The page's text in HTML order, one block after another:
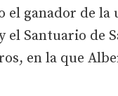
el ganador de la
el Santuario de
en la que